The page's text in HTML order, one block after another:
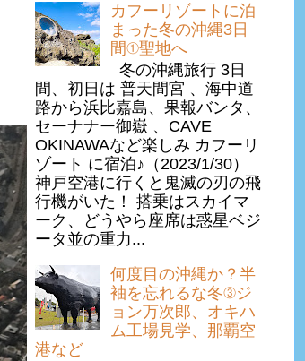
カフーリゾートに泊
まった冬の沖縄3日
間①聖地へ
冬の沖縄旅行 3日
間、初日は 普天間宮 、海中道
路から浜比嘉島、果報バンタ、
セーナナー御嶽 、CAVE
OKINAWAなど楽しみ カフーリ
ゾート に宿泊♪（2023/1/30）
神戸空港に行くと鬼滅の刃の飛
行機がいた！ 搭乗はスカイマ
ーク、どうやら座席は惑星ベジ
ータ並の重力...
何度目の沖縄か？半
袖を忘れるな冬③ジ
ョン万次郎、オキハ
ム工場見学、那覇空
港など